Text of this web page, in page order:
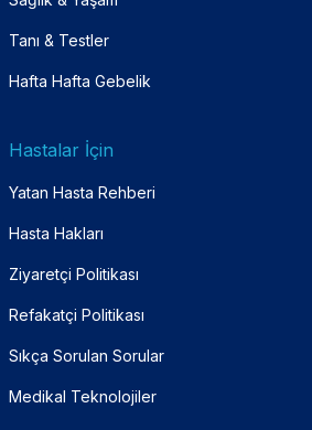
Tanı & Testler
Hafta Hafta Gebelik
Hastalar İçin
Yatan Hasta Rehberi
Hasta Hakları
Ziyaretçi Politikası
Refakatçi Politikası
Sıkça Sorulan Sorular
Medikal Teknolojiler